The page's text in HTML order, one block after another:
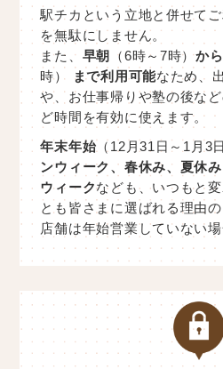
駅チカという立地と併せて
を無駄にしません。
また、 早朝 （6時～7時）か
時）
まで利用可能なため、
や、お仕事帰りや塾の後な
ど時間を有効に使えます。
年末年始 （12月31日～1月3
ンウィーク、春休み、夏休
ウィークなども、いつもと
とも皆さまに選ばれる理由
店舗は年始営業していない場